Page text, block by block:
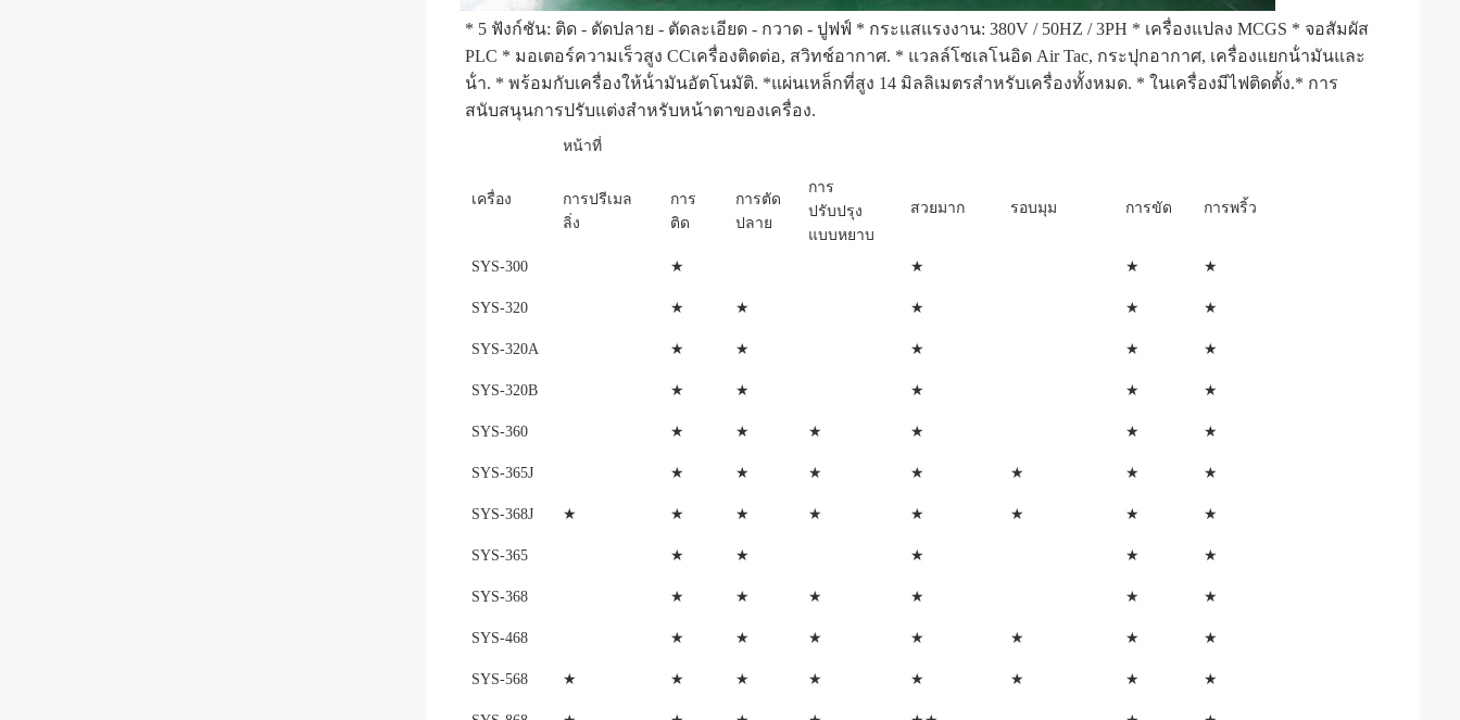
* 5 ฟังก์ชัน: ติด - ตัดปลาย - ตัดละเอียด - กวาด - ปูฟฟ์ * กระแสแรงงาน: 380V / 50HZ / 3PH * เครื่องแปลง MCGS * จอสัมผัส
PLC * มอเตอร์ความเร็วสูง CCเครื่องติดต่อ, สวิทช์อากาศ. * แวลล์โซเลโนอิด Air Tac, กระปุกอากาศ, เครื่องแยกน้ํามันและ
น้ํา. * พร้อมกับเครื่องให้น้ํามันอัตโนมัติ. *แผ่นเหล็กที่สูง 14 มิลลิเมตรสําหรับเครื่องทั้งหมด. * ในเครื่องมีไฟติดตั้ง.* การ
สนับสนุนการปรับแต่งสําหรับหน้าตาของเครื่อง.
เครื่อง
หน้าที่
การปรีเมล
ลิ่ง
การ
ติด
การตัด
ปลาย
การ
ปรับปรุง
แบบหยาบ
สวยมาก รอบมุม การขัด การพริ้ว
SYS-300 ★ ★ ★ ★
SYS-320 ★ ★ ★ ★ ★
SYS-320A ★ ★ ★ ★ ★
SYS-320B ★ ★ ★ ★ ★
SYS-360 ★ ★ ★ ★ ★ ★
SYS-365J ★ ★ ★ ★ ★ ★ ★
SYS-368J ★ ★ ★ ★ ★ ★ ★ ★
SYS-365 ★ ★ ★ ★ ★
SYS-368 ★ ★ ★ ★ ★ ★
SYS-468 ★ ★ ★ ★ ★ ★ ★
SYS-568 ★ ★ ★ ★ ★ ★ ★ ★